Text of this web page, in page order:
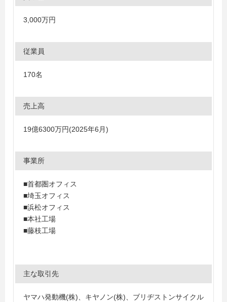
3,000万円
従業員
170名
売上高
19億6300万円(2025年6月)
事業所
■首都圏オフィス
■埼玉オフィス
■浜松オフィス
■本社工場
■藤枝工場
主な取引先
ヤマハ発動機(株)、キヤノン(株)、ブリヂストンサイクル